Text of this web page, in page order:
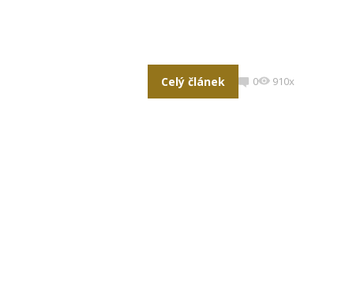
Celý článek 0 910x